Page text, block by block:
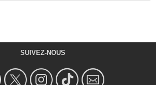
SUIVEZ-NOUS